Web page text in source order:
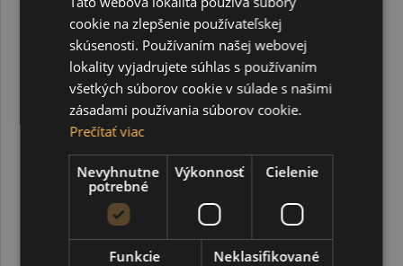
Filc 1 mm v rolke, 42 x 500 cm, oranžová
cookie na zlepšenie používateľskej
skúsenosti. Používaním našej webovej
lokality vyjadrujete súhlas s používaním
všetkých súborov cookie v súlade s našimi
zásadami používania súborov cookie.
Prečítať viac
Nevyhnutne
potrebné
Výkonnosť Cielenie
Funkcie Neklasifikované